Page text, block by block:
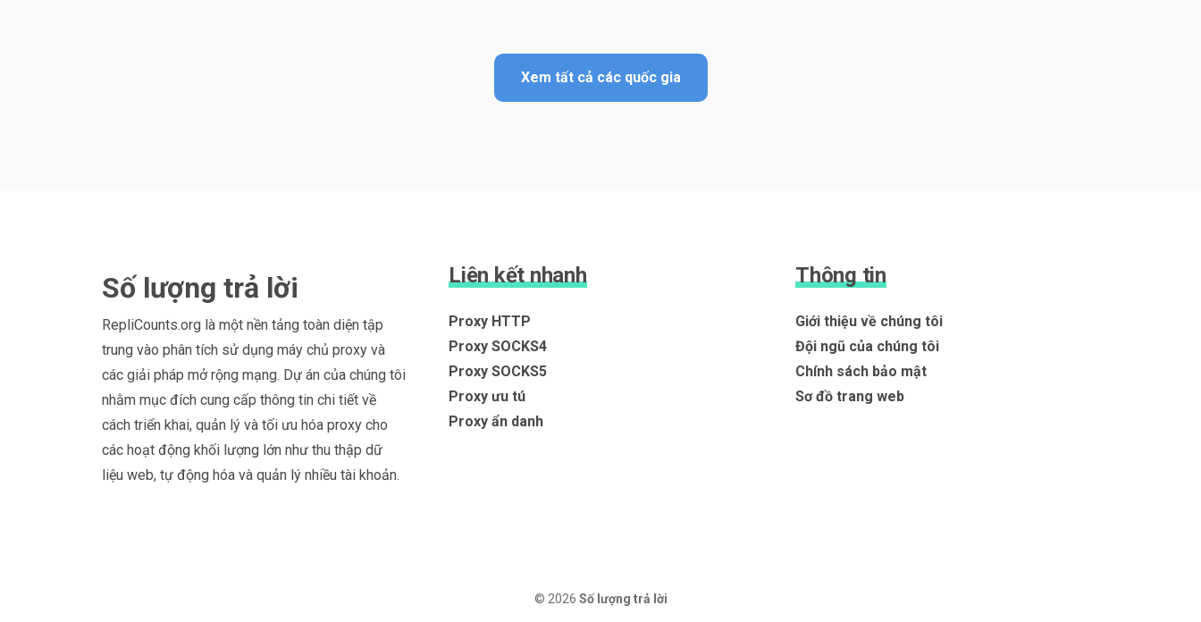
Xem tất cả các quốc gia
Số lượng trả lời
RepliCounts.org là một nền tảng toàn diện tập
trung vào phân tích sử dụng máy chủ proxy và
các giải pháp mở rộng mạng. Dự án của chúng tôi
nhằm mục đích cung cấp thông tin chi tiết về
cách triển khai, quản lý và tối ưu hóa proxy cho
các hoạt động khối lượng lớn như thu thập dữ
liệu web, tự động hóa và quản lý nhiều tài khoản.
Liên kết nhanh
Proxy HTTP
Proxy SOCKS4
Proxy SOCKS5
Proxy ưu tú
Proxy ẩn danh
Thông tin
Giới thiệu về chúng tôi
Đội ngũ của chúng tôi
Chính sách bảo mật
Sơ đồ trang web
© 2026 Số lượng trả lời